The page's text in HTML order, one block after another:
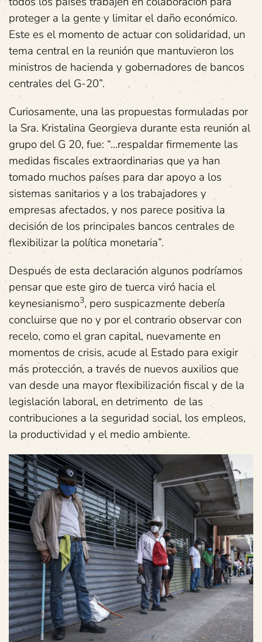
proteger a la gente y limitar el daño económico.
Este es el momento de actuar con solidaridad, un
tema central en la reunión que mantuvieron los
ministros de hacienda y gobernadores de bancos
centrales del G-20”.
Curiosamente, una las propuestas formuladas por
la Sra. Kristalina Georgieva durante esta reunión al
grupo del G 20, fue: “…respaldar firmemente las
medidas fiscales extraordinarias que ya han
tomado muchos países para dar apoyo a los
sistemas sanitarios y a los trabajadores y
empresas afectados, y nos parece positiva la
decisión de los principales bancos centrales de
flexibilizar la política monetaria”.
Después de esta declaración algunos podríamos
pensar que este giro de tuerca viró hacia el
keynesianismo3, pero suspicazmente debería
concluirse que no y por el contrario observar con
recelo, como el gran capital, nuevamente en
momentos de crisis, acude al Estado para exigir
más protección, a través de nuevos auxilios que
van desde una mayor flexibilización fiscal y de la
legislación laboral, en detrimento de las
contribuciones a la seguridad social, los empleos,
la productividad y el medio ambiente.